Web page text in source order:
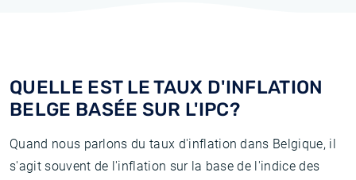
QUELLE EST LE TAUX D'INFLATION
BELGE BASÉE SUR L'IPC?
Quand nous parlons du taux d'inflation dans Belgique, il
s'agit souvent de l'inflation sur la base de l'indice des